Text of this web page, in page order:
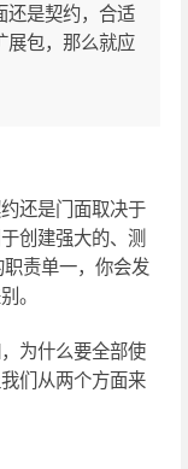
还是契约，合适
展包，那么就应
还是门面取决于
创建强大的、测
责单一，你会发
。
为什么要全部使
们从两个方面来